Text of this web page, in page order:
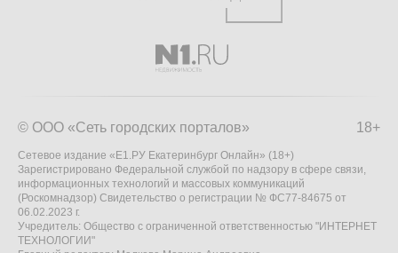
18+
© ООО «Сеть городских порталов»
Сетевое издание «Е1.РУ Екатеринбург Онлайн» (18+)
Зарегистрировано Федеральной службой по надзору в сфере связи,
информационных технологий и массовых коммуникаций
(Роскомнадзор) Свидетельство о регистрации № ФС77-84675 от
06.02.2023 г.
Учредитель: Общество с ограниченной ответственностью "ИНТЕРНЕТ
ТЕХНОЛОГИИ"